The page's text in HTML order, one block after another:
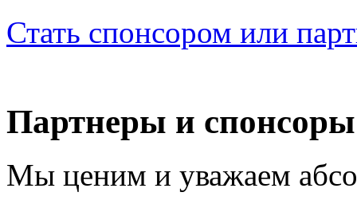
Стать спонсором или
Партнеры и спонсоры
Мы ценим и уважаем